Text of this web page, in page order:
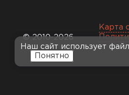
© 2010-2026
Карта
Наш сайт использует
Понятно